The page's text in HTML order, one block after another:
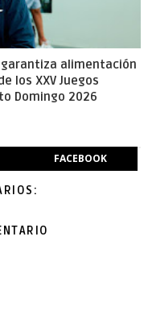
garantiza alimentación
los XXV Juegos
Domingo 2026
FACEBOOK